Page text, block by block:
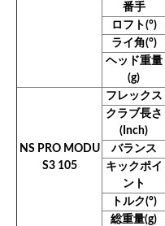
番手
ロフト(°)
ライ角(°)
ヘッド重量
(g)
NS PRO MODU
S3 105
フレックス
クラブ長さ
(Inch)
バランス
キックポイ
ント
トルク(°)
総重量(g)